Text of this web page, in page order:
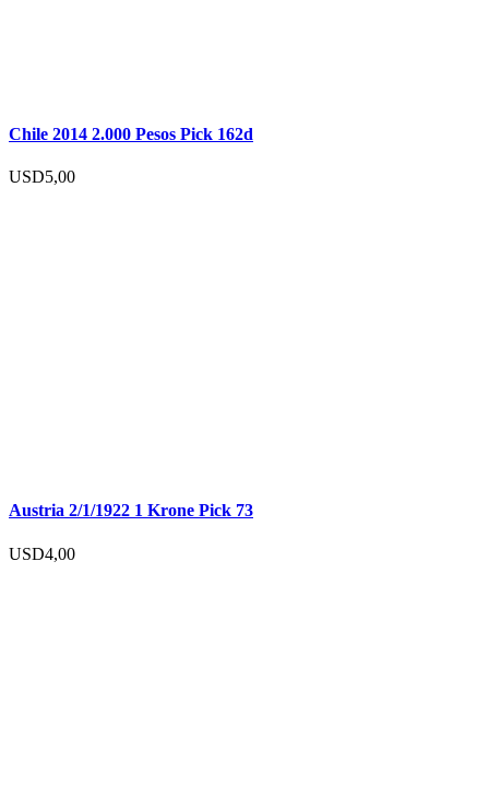
Chile 2014 2.000 Pesos Pick 162d
USD5,00
Austria 2/1/1922 1 Krone Pick 73
USD4,00